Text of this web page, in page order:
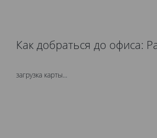
Как добраться до офиса:
загрузка карты...